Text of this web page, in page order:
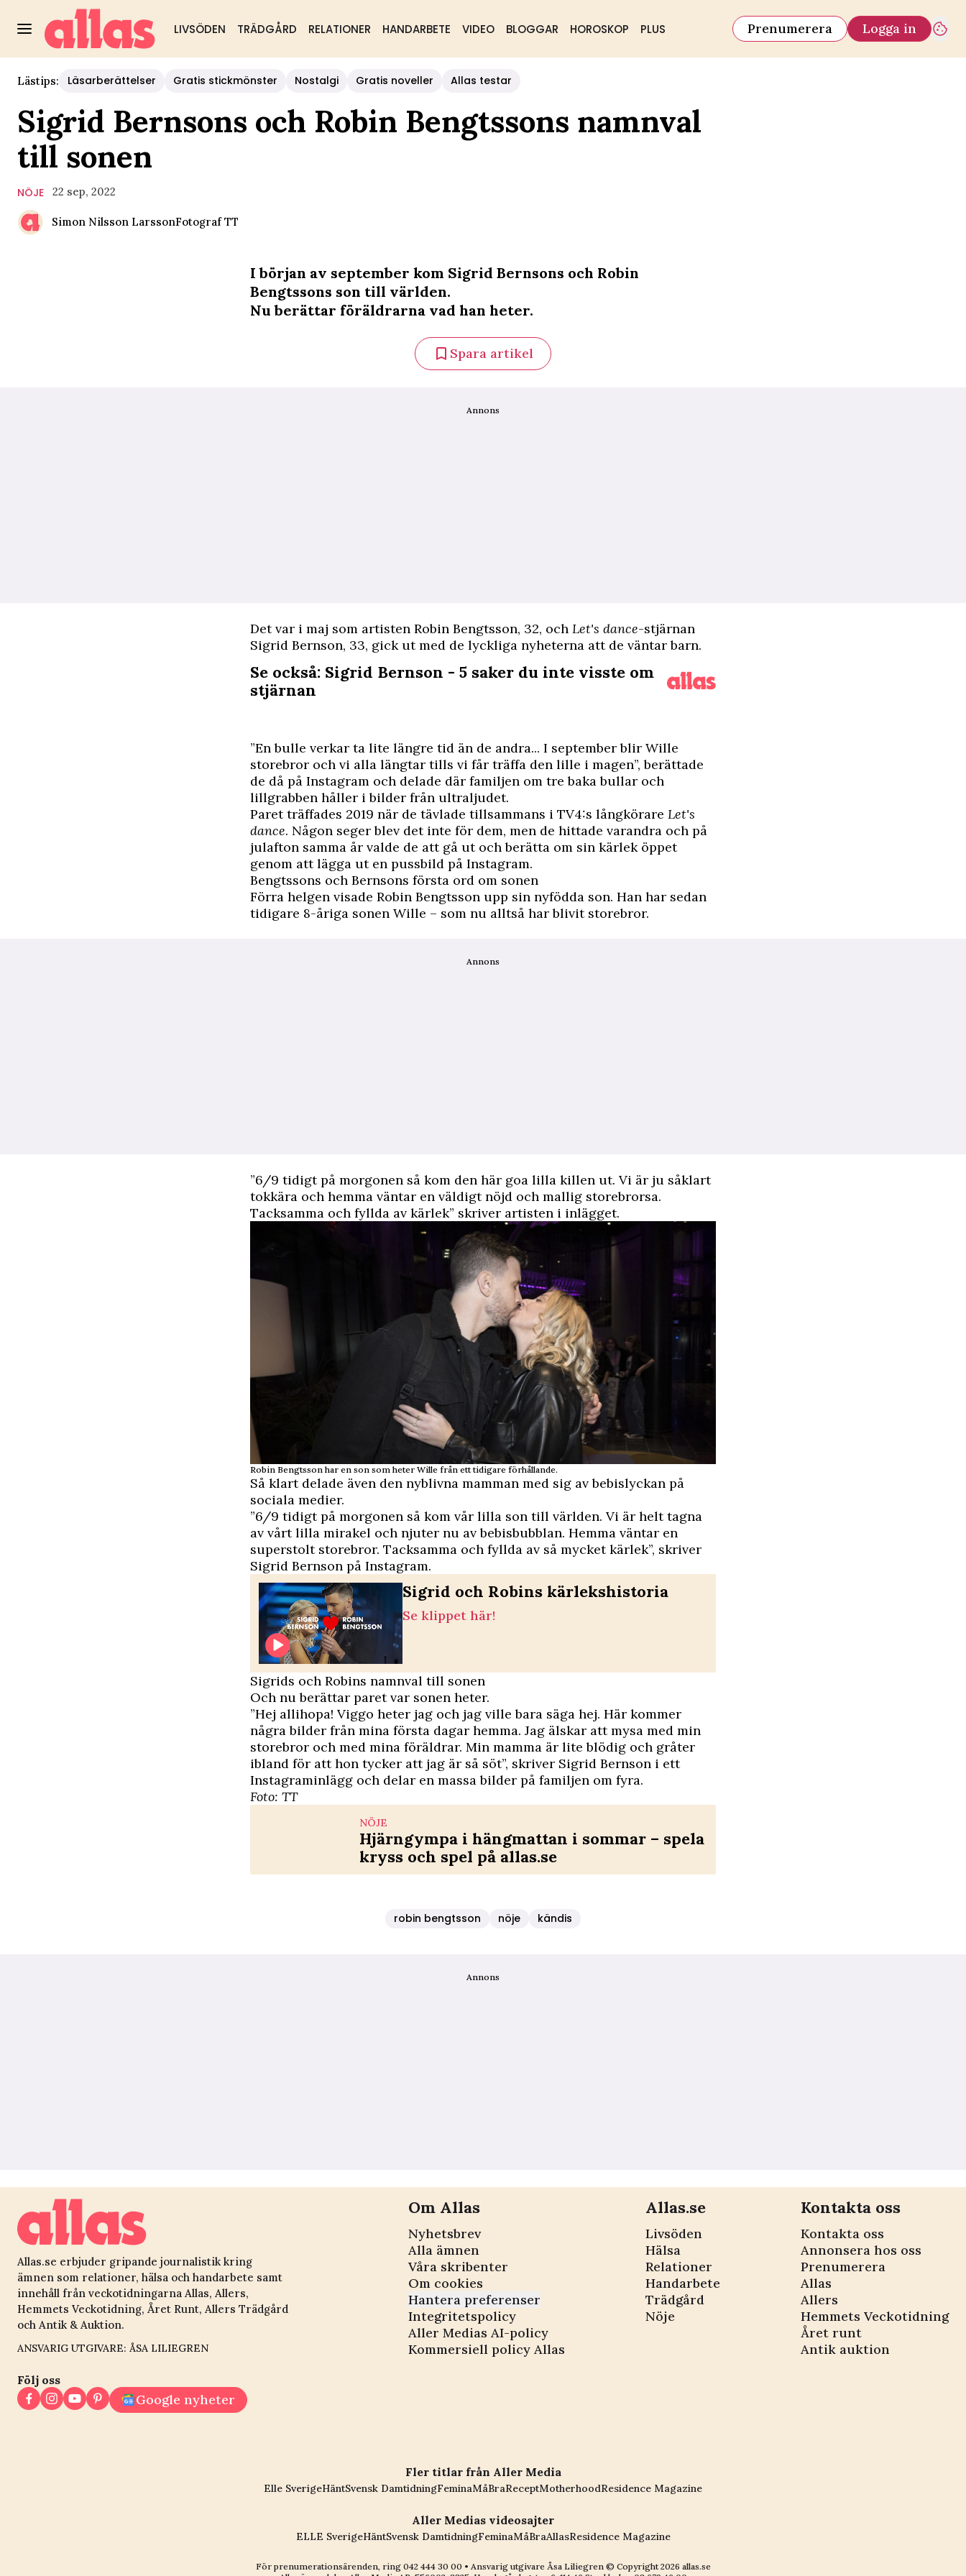
LIVSÖDEN TRÄDGÅRD RELATIONER HANDARBETE VIDEO BLOGGAR HOROSKOP PLUS Prenumerera Logga in
Lästips: Läsarberättelser Gratis stickmönster Nostalgi Gratis noveller Allas testar
Sigrid Bernsons och Robin Bengtssons namnval
till sonen
NÖJE 22 sep, 2022
Simon Nilsson LarssonFotograf TT
I början av september kom Sigrid Bernsons och Robin
Bengtssons son till världen.
Nu berättar föräldrarna vad han heter.
Spara artikel
Annons
Det var i maj som artisten Robin Bengtsson, 32, och Let's dance-stjärnan
Sigrid Bernson, 33, gick ut med de lyckliga nyheterna att de väntar barn.
Se också: Sigrid Bernson - 5 saker du inte visste om
stjärnan
”En bulle verkar ta lite längre tid än de andra... I september blir Wille
storebror och vi alla längtar tills vi får träffa den lille i magen”, berättade
de då på Instagram och delade där familjen om tre baka bullar och
lillgrabben håller i bilder från ultraljudet.
Paret träffades 2019 när de tävlade tillsammans i TV4:s långkörare Let's
dance. Någon seger blev det inte för dem, men de hittade varandra och på
julafton samma år valde de att gå ut och berätta om sin kärlek öppet
genom att lägga ut en pussbild på Instagram.
Bengtssons och Bernsons första ord om sonen
Förra helgen visade Robin Bengtsson upp sin nyfödda son. Han har sedan
tidigare 8-åriga sonen Wille – som nu alltså har blivit storebror.
Annons
”6/9 tidigt på morgonen så kom den här goa lilla killen ut. Vi är ju såklart
tokkära och hemma väntar en väldigt nöjd och mallig storebrorsa.
Tacksamma och fyllda av kärlek” skriver artisten i inlägget.
Robin Bengtsson har en son som heter Wille från ett tidigare förhållande.
Så klart delade även den nyblivna mamman med sig av bebislyckan på
sociala medier.
”6/9 tidigt på morgonen så kom vår lilla son till världen. Vi är helt tagna
av vårt lilla mirakel och njuter nu av bebisbubblan. Hemma väntar en
superstolt storebror. Tacksamma och fyllda av så mycket kärlek”, skriver
Sigrid Bernson på Instagram.
Sigrid och Robins kärlekshistoria
Se klippet här!
Sigrids och Robins namnval till sonen
Och nu berättar paret var sonen heter.
”Hej allihopa! Viggo heter jag och jag ville bara säga hej. Här kommer
några bilder från mina första dagar hemma. Jag älskar att mysa med min
storebror och med mina föräldrar. Min mamma är lite blödig och gråter
ibland för att hon tycker att jag är så söt”, skriver Sigrid Bernson i ett
Instagraminlägg och delar en massa bilder på familjen om fyra.
Foto: TT
NÖJE
Hjärngympa i hängmattan i sommar – spela
kryss och spel på allas.se
robin bengtsson nöje kändis
Annons
Allas.se erbjuder gripande journalistik kring
ämnen som relationer, hälsa och handarbete samt
innehåll från veckotidningarna Allas, Allers,
Hemmets Veckotidning, Året Runt, Allers Trädgård
och Antik & Auktion.
ANSVARIG UTGIVARE: ÅSA LILIEGREN
Följ oss
Google nyheter
Om Allas
Nyhetsbrev
Alla ämnen
Våra skribenter
Om cookies
Hantera preferenser
Integritetspolicy
Aller Medias AI-policy
Kommersiell policy Allas
Allas.se
Livsöden
Hälsa
Relationer
Handarbete
Trädgård
Nöje
Kontakta oss
Kontakta oss
Annonsera hos oss
Prenumerera
Allas
Allers
Hemmets Veckotidning
Året runt
Antik auktion
Fler titlar från Aller Media
Elle SverigeHäntSvensk DamtidningFeminaMåBraReceptMotherhoodResidence Magazine
Aller Medias videosajter
ELLE SverigeHäntSvensk DamtidningFeminaMåBraAllasResidence Magazine
För prenumerationsärenden, ring 042 444 30 00 • Ansvarig utgivare Åsa Liliegren © Copyright2026 allas.se